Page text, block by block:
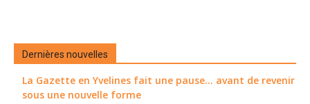
Dernières nouvelles
La Gazette en Yvelines fait une pause... avant de revenir
sous une nouvelle forme